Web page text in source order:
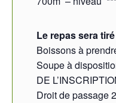
Le repas sera
Boissons à
Soupe à
DE
Droit de passage